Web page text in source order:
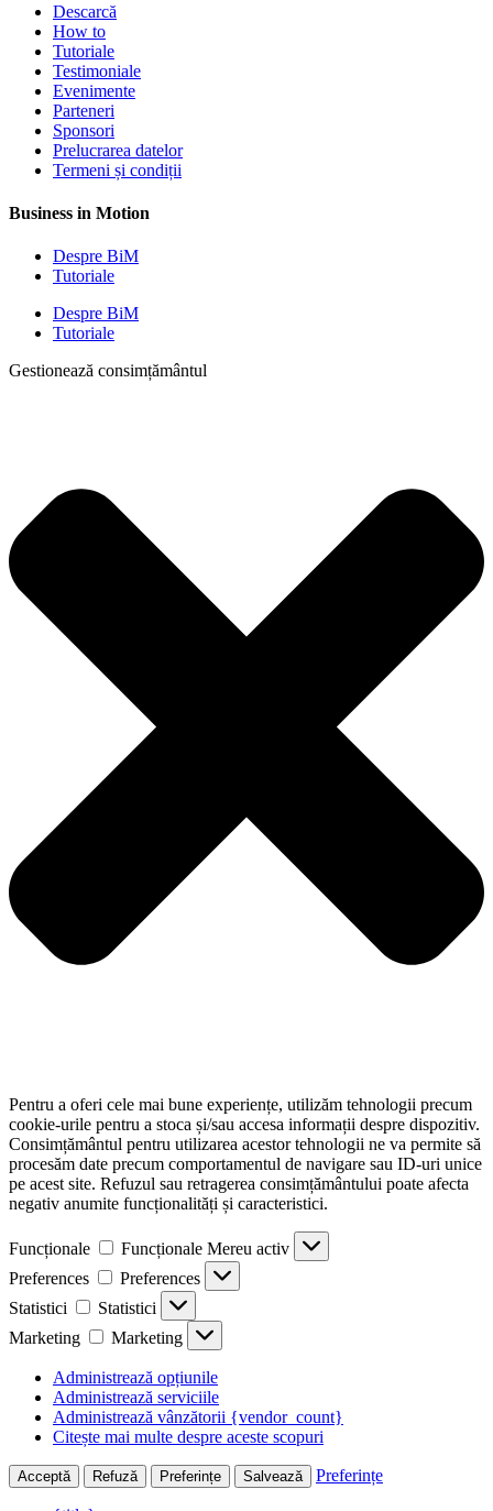
Descarcă
How to
Tutoriale
Testimoniale
Evenimente
Parteneri
Sponsori
Prelucrarea datelor
Termeni și condiții
Business in Motion
Despre BiM
Tutoriale
Despre BiM
Tutoriale
Gestionează consimțământul
Pentru a oferi cele mai bune experiențe, utilizăm tehnologii precum
cookie-urile pentru a stoca și/sau accesa informații despre dispozitiv.
Consimțământul pentru utilizarea acestor tehnologii ne va permite să
procesăm date precum comportamentul de navigare sau ID-uri unice
pe acest site. Refuzul sau retragerea consimțământului poate afecta
negativ anumite funcționalități și caracteristici.
Funcționale Funcționale Mereu activ
Preferences
Preferences
Statistici
Statistici
Marketing
Marketing
Administrează opțiunile
Administrează serviciile
Administrează vânzătorii {vendor_count}
Citește mai multe despre aceste scopuri
Acceptă Refuză Preferințe Salvează Preferințe